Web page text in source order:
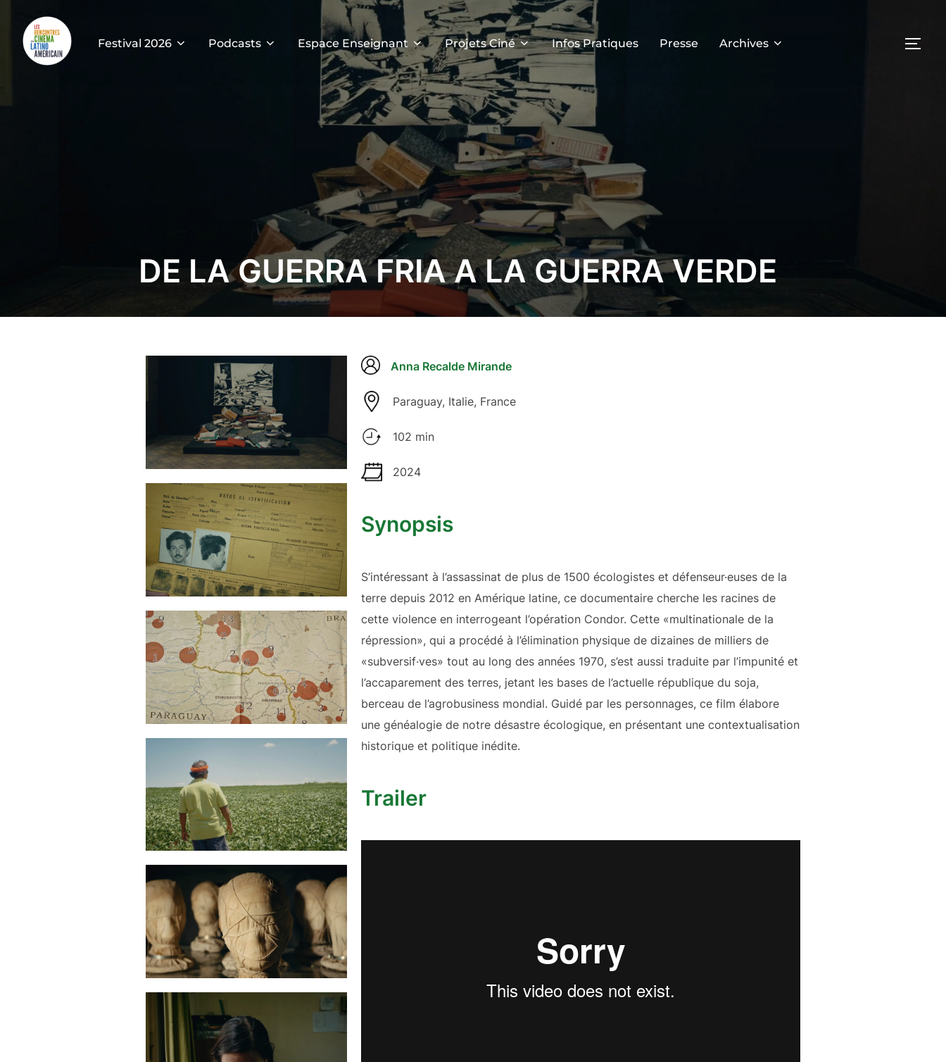
Festival 2026 Podcasts Espace Enseignant Projets Ciné Infos Pratiques Presse Archives
DE LA GUERRA FRIA A LA GUERRA VERDE
Anna Recalde Mirande
Paraguay, Italie, France
102 min
2024
Synopsis
S’intéressant à l’assassinat de plus de 1500 écologistes et défenseur·euses de la
terre depuis 2012 en Amérique latine, ce documentaire cherche les racines de
cette violence en interrogeant l’opération Condor. Cette «multinationale de la
répression», qui a procédé à l’élimination physique de dizaines de milliers de
«subversif·ves» tout au long des années 1970, s’est aussi traduite par l’impunité et
l’accaparement des terres, jetant les bases de l’actuelle république du soja,
berceau de l’agrobusiness mondial. Guidé par les personnages, ce film élabore
une généalogie de notre désastre écologique, en présentant une contextualisation
historique et politique inédite.
Trailer